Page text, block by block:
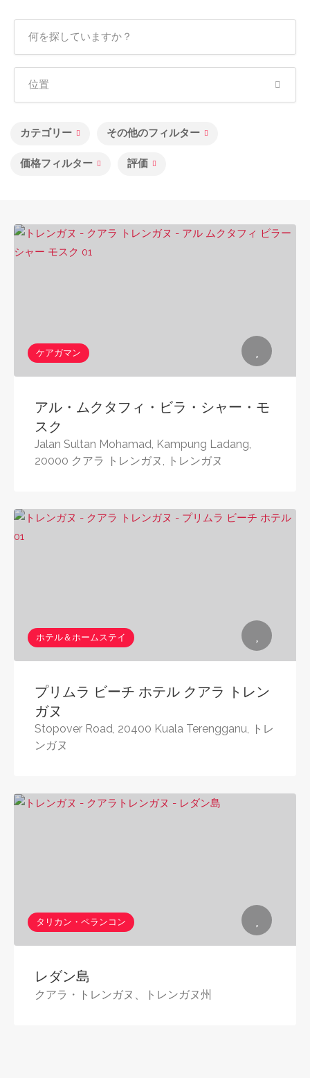
カテゴリー その他のフィルター
価格フィルター 評価
ケアガマン
アル・ムクタフィ・ビラ・シャー・モ
スク
Jalan Sultan Mohamad, Kampung Ladang,
20000 クアラ トレンガヌ, トレンガヌ
ホテル＆ホームステイ
プリムラ ビーチ ホテル クアラ トレン
ガヌ
Stopover Road, 20400 Kuala Terengganu, トレ
ンガヌ
タリカン・ペランコン
レダン島
クアラ・トレンガヌ、トレンガヌ州